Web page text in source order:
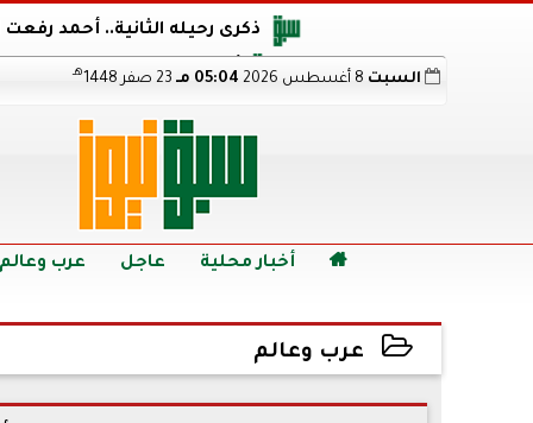
ذكرى رحيله الثانية.. أحمد
أجويرو يحذر الأرجنتين من
رابط نتيجة الدبلومات الفنية 2026 برقم الجلوس.. اعرف خطوات الاستعلام فور اعتمادها
السبت 05:04 مـ هـ
 أخبار محلية عاجل عرب وعالم
عرب وعالم
2022-06-19 08:06:32